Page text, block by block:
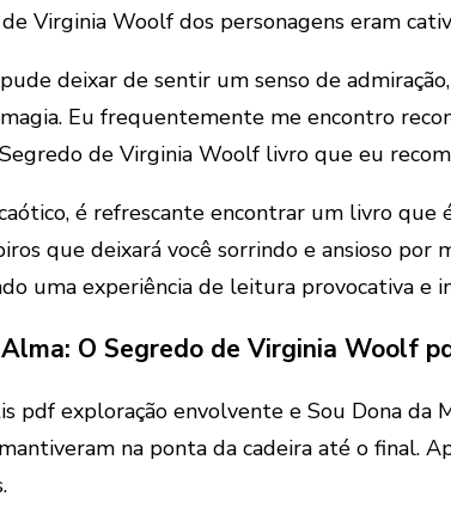
Virginia Woolf dos personagens eram
deixar de sentir um senso de
Eu frequentemente me encontro
de Virginia Woolf livro que eu
é refrescante encontrar um livro
que deixará você sorrindo e ansioso
uma experiência de leitura provocativa e
O Segredo de Virginia Woolf
pdf exploração envolvente e Sou Dona da
na ponta da cadeira até o final.